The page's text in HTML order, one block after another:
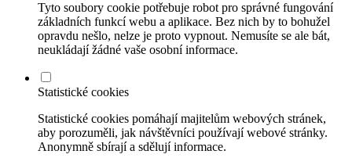
Tyto soubory cookie potřebuje robot pro správné fungování
základních funkcí webu a aplikace. Bez nich by to bohužel
opravdu nešlo, nelze je proto vypnout. Nemusíte se ale bát,
neukládají žádné vaše osobní informace.
Statistické cookies
Statistické cookies pomáhají majitelům webových stránek,
aby porozuměli, jak návštěvníci používají webové stránky.
Anonymně sbírají a sdělují informace.